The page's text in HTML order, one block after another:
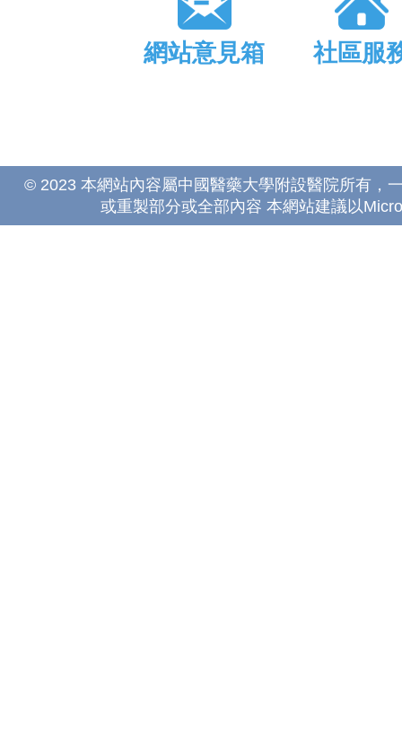
網站意見箱 社區服
© 2023 本網站內容屬中國醫藥大學附設醫院所有，
或重製部分或全部內容 本網站建議以